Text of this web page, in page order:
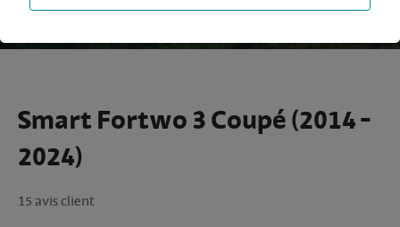
Smart Fortwo 3 Coupé (2014 -
2024)
15 avis client